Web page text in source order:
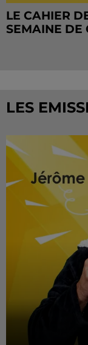
LE CAHIER
SEMAINE DE
LES